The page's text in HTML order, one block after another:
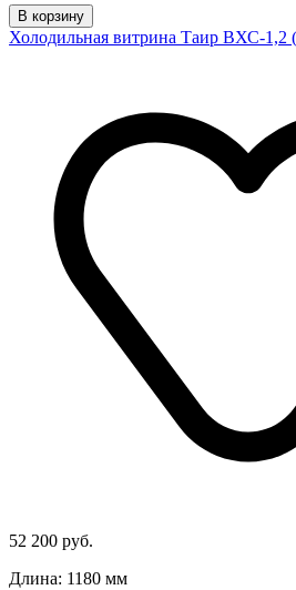
В корзину
Холодильная витрина Таир ВХС-
52 200 руб.
Длина: 1180 мм